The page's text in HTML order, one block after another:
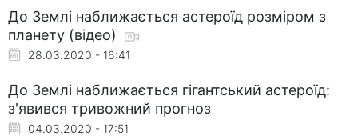
До Землі наближається астероїд розміром з
планету (відео)
28.03.2020 - 16:41
До Землі наближається гігантський астероїд:
з'явився тривожний прогноз
04.03.2020 - 17:51